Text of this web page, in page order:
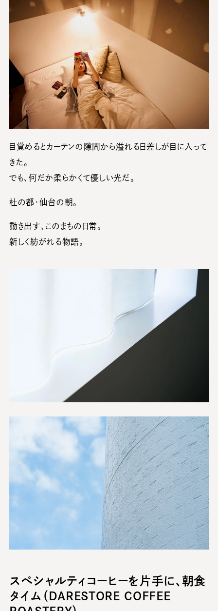
目覚めるとカーテンの隙間から溢れる日差しが目に入って
きた。
でも、何だか柔らかくて優しい光だ。
杜の都・仙台の朝。
動き出す、このまちの日常。
新しく紡がれる物語。
スペシャルティコーヒーを片手に、朝食
タイム（DARESTORE COFFEE